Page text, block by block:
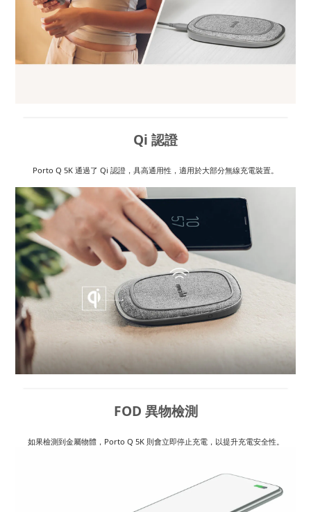
Qi 認證
Porto Q 5K 通過了 Qi 認證，具高通用性，適用於大部分無線充電裝置。
FOD 異物檢測
如果檢測到金屬物體，Porto Q 5K 則會立即停止充電，以提升充電安全性。